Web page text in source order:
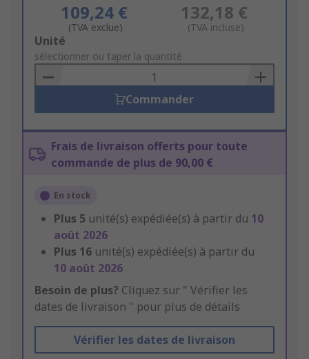
109,24 €
(TVA exclue)
132,18 €
(TVA incluse)
Add
to
Basket
Unité
sélectionner ou taper la quantité
Commander
Frais de livraison offerts pour toute
commande de plus de 90,00 €
En stock
Plus 5 unité(s) expédiée(s) à partir du 10
août 2026
Plus 16 unité(s) expédiée(s) à partir du
10 août 2026
Besoin de plus? Cliquez sur " Vérifier les
dates de livraison " pour plus de détails
Vérifier les dates de livraison